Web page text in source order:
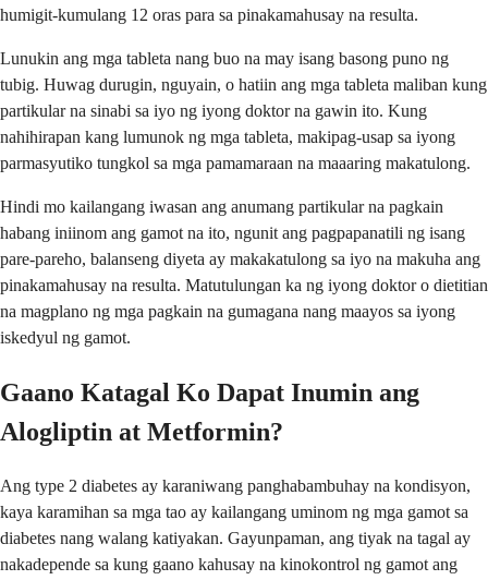
humigit-kumulang 12 oras para sa pinakamahusay na resulta.
Lunukin ang mga tableta nang buo na may isang basong puno ng
tubig. Huwag durugin, nguyain, o hatiin ang mga tableta maliban kung
partikular na sinabi sa iyo ng iyong doktor na gawin ito. Kung
nahihirapan kang lumunok ng mga tableta, makipag-usap sa iyong
parmasyutiko tungkol sa mga pamamaraan na maaaring makatulong.
Hindi mo kailangang iwasan ang anumang partikular na pagkain
habang iniinom ang gamot na ito, ngunit ang pagpapanatili ng isang
pare-pareho, balanseng diyeta ay makakatulong sa iyo na makuha ang
pinakamahusay na resulta. Matutulungan ka ng iyong doktor o dietitian
na magplano ng mga pagkain na gumagana nang maayos sa iyong
iskedyul ng gamot.
Gaano Katagal Ko Dapat Inumin ang
Alogliptin at Metformin?
Ang type 2 diabetes ay karaniwang panghabambuhay na kondisyon,
kaya karamihan sa mga tao ay kailangang uminom ng mga gamot sa
diabetes nang walang katiyakan. Gayunpaman, ang tiyak na tagal ay
nakadepende sa kung gaano kahusay na kinokontrol ng gamot ang